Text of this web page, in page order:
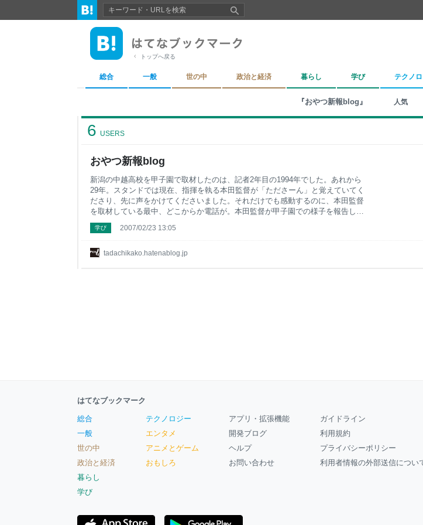
トップへ戻る
総合 一般 世の中 政治と経済 暮らし 学び テクノ
『おやつ新報blog』 人気
おやつ新報blog
6 USERS
tadachikako.hatenablog.jp
新潟の中越高校を甲子園で取材したのは、記者2年目の1994年でした。あれから
29年。スタンドでは現在、指揮を執る本田監督が「たださーん」と覚えていてく
ださり、先に声をかけてくださいました。それだけでも感動するのに、本田監督
を取材している最中、どこからか電話が。本田監督が甲子園での様子を報告して
いる最中に突然、「いま、多田千香子さんが隣にいます」と、スマホの向こうの
相手に言い、自身の携帯を私に差し出しました。え？もしや。 画面には「鈴木春
ネームで呼んでくださっていたなあ。 ご縁が続いていること、コロナ禍で甲子園
学び 2007/02/23 13:05
はてなブックマーク
総合
一般
世の中
政治と経済
暮らし
学び
テクノロジー
エンタメ
アニメとゲーム
おもしろ
アプリ・拡張機能
開発ブログ
ヘルプ
お問い合わせ
ガイドライン
利用規約
プライバシーポリシー
利用者情報の外部送信につい